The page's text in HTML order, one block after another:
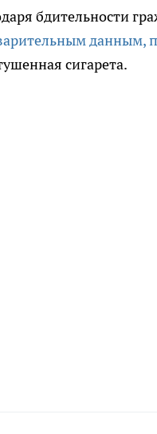
бдительности
данным,
сигарета.